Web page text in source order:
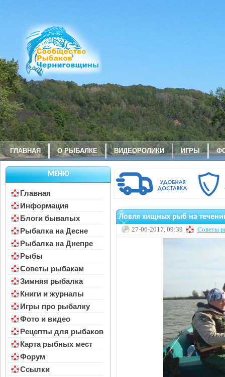
ГЛАВНАЯ О РЫБАЛКЕ ВИДЕОРОЛИКИ ИГРЫ
МЕНЮ
Главная
Информация
Блоги бывалых
Рыбалка на Десне
Рыбалка на Днепре
Рыбы
Советы рыбакам
Зимняя рыбалка
Книги и журналы
Игры про рыбалку
Фото и видео
Рецепты для рыбаков
Карта рыбных мест
Форум
Ссылки
Ловля хищных рыб на
27-06-2017, 09:39 Советы